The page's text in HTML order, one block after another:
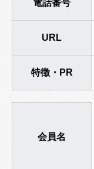
電話番号
URL
特徴・PR
会員名